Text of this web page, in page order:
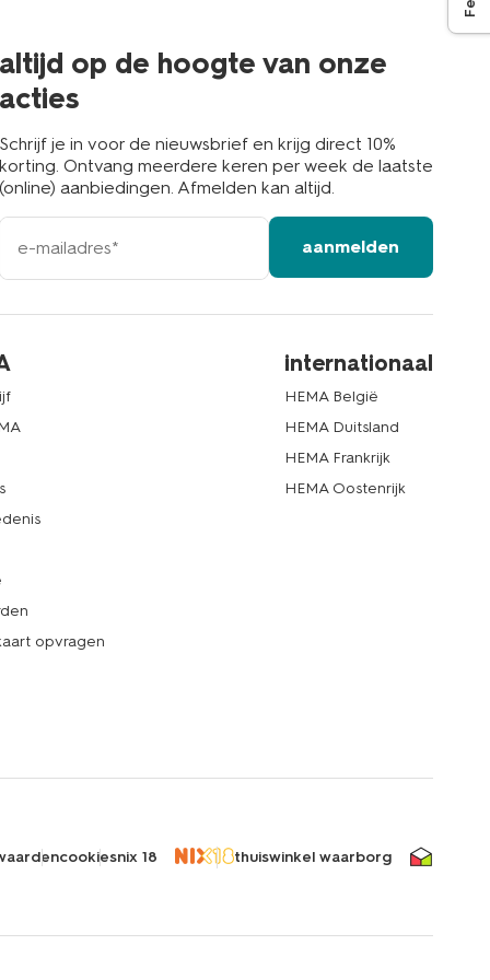
altijd op de hoogte van onze
acties
Schrijf je in voor de nieuwsbrief en krijg direct 10%
korting. Ontvang meerdere keren per week de laatste
(online) aanbiedingen. Afmelden kan altijd.
e-
mailadres
aanmelden
opvragen
internationaal
HEMA België
HEMA Duitsland
HEMA Frankrijk
HEMA Oostenrijk
cookiesnix 18 thuiswinkel waarborg